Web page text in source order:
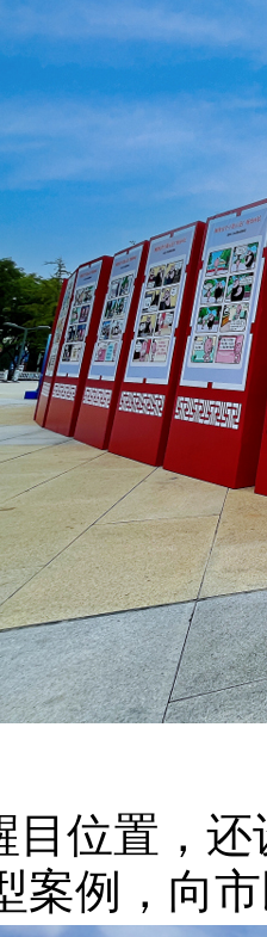
目位置，
案例，向